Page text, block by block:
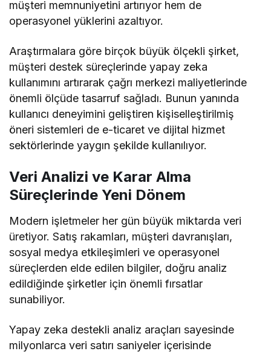
müşteri memnuniyetini artırıyor hem de
operasyonel yüklerini azaltıyor.
Araştırmalara göre birçok büyük ölçekli şirket,
müşteri destek süreçlerinde yapay zeka
kullanımını artırarak çağrı merkezi maliyetlerinde
önemli ölçüde tasarruf sağladı. Bunun yanında
kullanıcı deneyimini geliştiren kişiselleştirilmiş
öneri sistemleri de e-ticaret ve dijital hizmet
sektörlerinde yaygın şekilde kullanılıyor.
Veri Analizi ve Karar Alma
Süreçlerinde Yeni Dönem
Modern işletmeler her gün büyük miktarda veri
üretiyor. Satış rakamları, müşteri davranışları,
sosyal medya etkileşimleri ve operasyonel
süreçlerden elde edilen bilgiler, doğru analiz
edildiğinde şirketler için önemli fırsatlar
sunabiliyor.
Yapay zeka destekli analiz araçları sayesinde
milyonlarca veri satırı saniyeler içerisinde